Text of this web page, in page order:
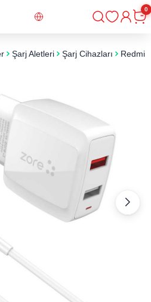
Giriş
0
Şarj Aletleri Şarj Cihazları Redmi